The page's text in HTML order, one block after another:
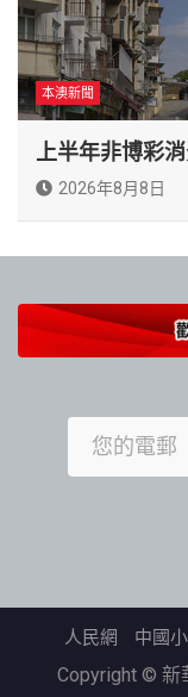
本澳新聞
上半年非博彩
2026年8月8日
人民網 中國
Copyright © 新